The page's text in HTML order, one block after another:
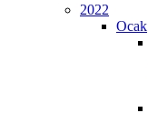
2022
Ocak